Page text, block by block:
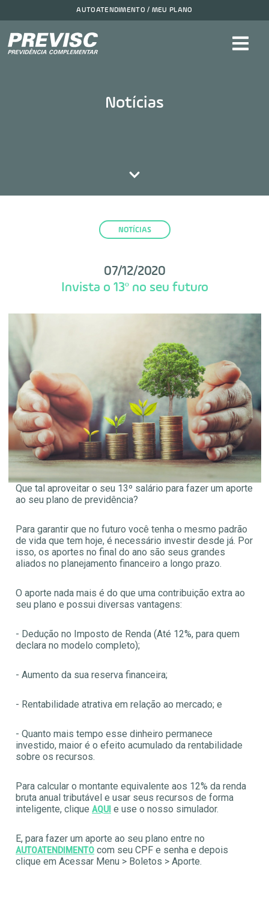
AUTOATENDIMENTO / MEU PLANO
Notícias
NOTÍCIAS
07/12/2020
Invista o 13º no seu futuro
Que tal aproveitar o seu 13º salário para fazer um aporte
ao seu plano de previdência?
Para garantir que no futuro você tenha o mesmo padrão
de vida que tem hoje, é necessário investir desde já. Por
isso, os aportes no final do ano são seus grandes
aliados no planejamento financeiro a longo prazo.
O aporte nada mais é do que uma contribuição extra ao
seu plano e possui diversas vantagens:
- Dedução no Imposto de Renda (Até 12%, para quem
declara no modelo completo);
- Aumento da sua reserva financeira;
- Rentabilidade atrativa em relação ao mercado; e
- Quanto mais tempo esse dinheiro permanece
investido, maior é o efeito acumulado da rentabilidade
sobre os recursos.
Para calcular o montante equivalente aos 12% da renda
bruta anual tributável e usar seus recursos de forma
inteligente, cliqueAQUI e use o nosso simulador.
E, para fazer um aporte ao seu plano entre no
AUTOATENDIMENTO com seu CPF e senha e depois
clique em Acessar Menu > Boletos > Aporte.